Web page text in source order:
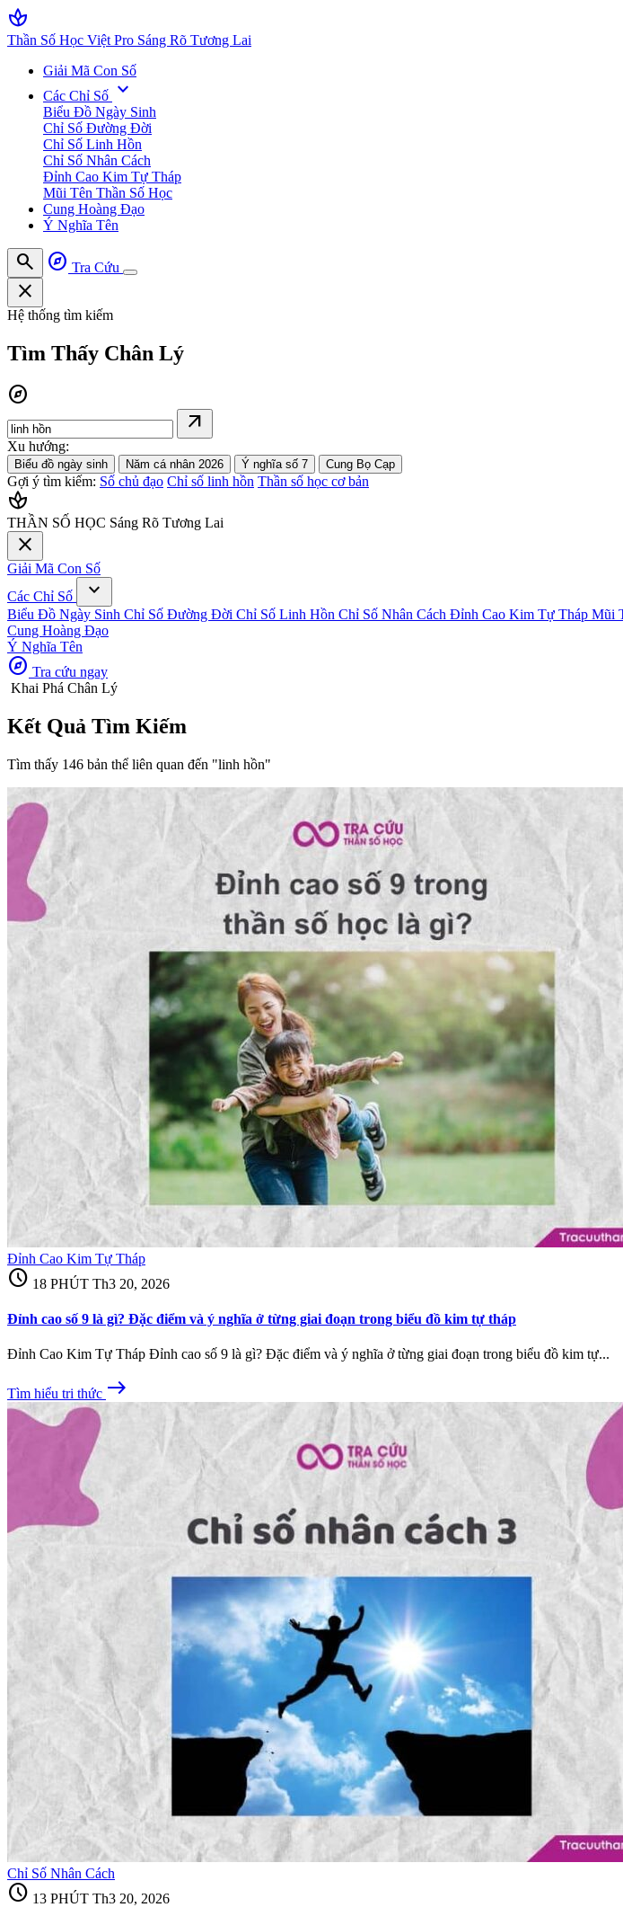
spa
Thần Số Học Việt Pro Sáng Rõ Tương Lai
Giải Mã Con Số
Các Chỉ Số expand_more
Biểu Đồ Ngày Sinh
Chỉ Số Đường Đời
Chỉ Số Linh Hồn
Chỉ Số Nhân Cách
Đỉnh Cao Kim Tự Tháp
Mũi Tên Thần Số Học
Cung Hoàng Đạo
Ý Nghĩa Tên
search explore Tra Cứu
close
Hệ thống tìm kiếm
Tìm Thấy Chân Lý
explore
arrow_outward
Xu hướng:
Biểu đồ ngày sinh Năm cá nhân 2026 Ý nghĩa số 7 Cung Bọ Cạp
Gợi ý tìm kiếm: Số chủ đạo Chỉ số linh hồn Thần số học cơ bản
spa
THẦN SỐ HỌC Sáng Rõ Tương Lai
close
Giải Mã Con Số
Các Chỉ Số
expand_more
Biểu Đồ Ngày Sinh Chỉ Số Đường Đời Chỉ Số Linh Hồn Chỉ Số Nhân Cách Đỉnh Cao Kim Tự Tháp Mũi
Cung Hoàng Đạo
Ý Nghĩa Tên
explore Tra cứu ngay
Khai Phá Chân Lý
Kết Quả Tìm Kiếm
Tìm thấy 146 bản thể liên quan đến "linh hồn"
Đỉnh Cao Kim Tự Tháp
schedule 18 PHÚT Th3 20, 2026
Đỉnh cao số 9 là gì? Đặc điểm và ý nghĩa ở từng giai đoạn trong biểu đồ kim tự tháp
Đỉnh Cao Kim Tự Tháp Đỉnh cao số 9 là gì? Đặc điểm và ý nghĩa ở từng giai đoạn trong biểu đồ kim tự...
Tìm hiểu tri thức east
Chỉ Số Nhân Cách
schedule 13 PHÚT Th3 20, 2026